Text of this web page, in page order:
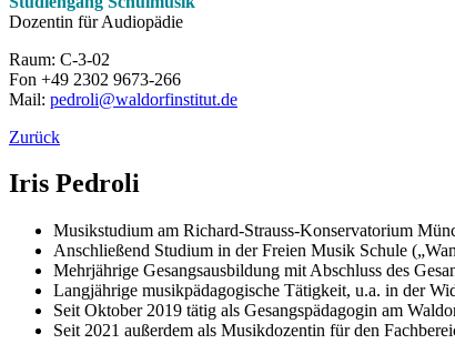
Dozentin für Audiopädie
Raum: C-3-02
Fon +49 2302 9673-266
Mail: pedroli@waldorfinstitut.de
Zurück
Iris Pedroli
Musikstudium am Richard-Strauss-Konservatorium
Anschließend Studium in der Freien Musik Schule
Mehrjährige Gesangsausbildung mit Abschluss des
Langjährige musikpädagogische Tätigkeit, u.a. in der
Seit Oktober 2019 tätig als Gesangspädagogin am
Seit 2021 außerdem als Musikdozentin für den